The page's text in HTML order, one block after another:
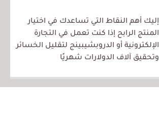
إليك أهم النقاط التي تساعدك في اختيار
المنتج الرابح إذا كنت تعمل في التجارة
الإلكترونية أو الدروبشيبينج لتقليل الخسائر
وتحقيق آلاف الدولارات شهريًا